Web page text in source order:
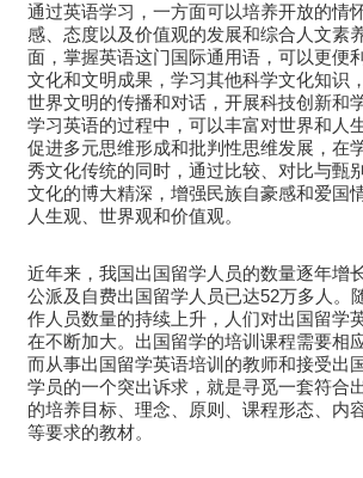
通过英语学习，一方面可以培养开放的情
感、态度以及价值观的发展和综合人文素
面，掌握英语这门国际通用语，可以更便
文化和文明成果，学习其他科学文化知识
世界文明的传播和对话，开展科技创新和
学习英语的过程中，可以丰富对世界和人
促进多元思维形成和批判性思维发展，在
秀文化传统的同时，通过比较、对比与甄
文化的博大精深，增强民族自豪感和爱国
人生观、世界观和价值观。
近年来，我国出国留学人员的数量逐年增
公派及自费出国留学人员已达52万多人。
作人员数量的持续上升，人们对出国留学
在不断加大。出国留学的培训课程需要相
而从事出国留学英语培训的教师和接受出
学员的一个突出诉求，就是寻觅一套符合
的培养目标、理念、原则、课程形态、内
等要求的教材。